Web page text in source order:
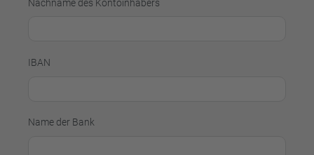
Nachname des Kontoinhabers
IBAN
Name der Bank